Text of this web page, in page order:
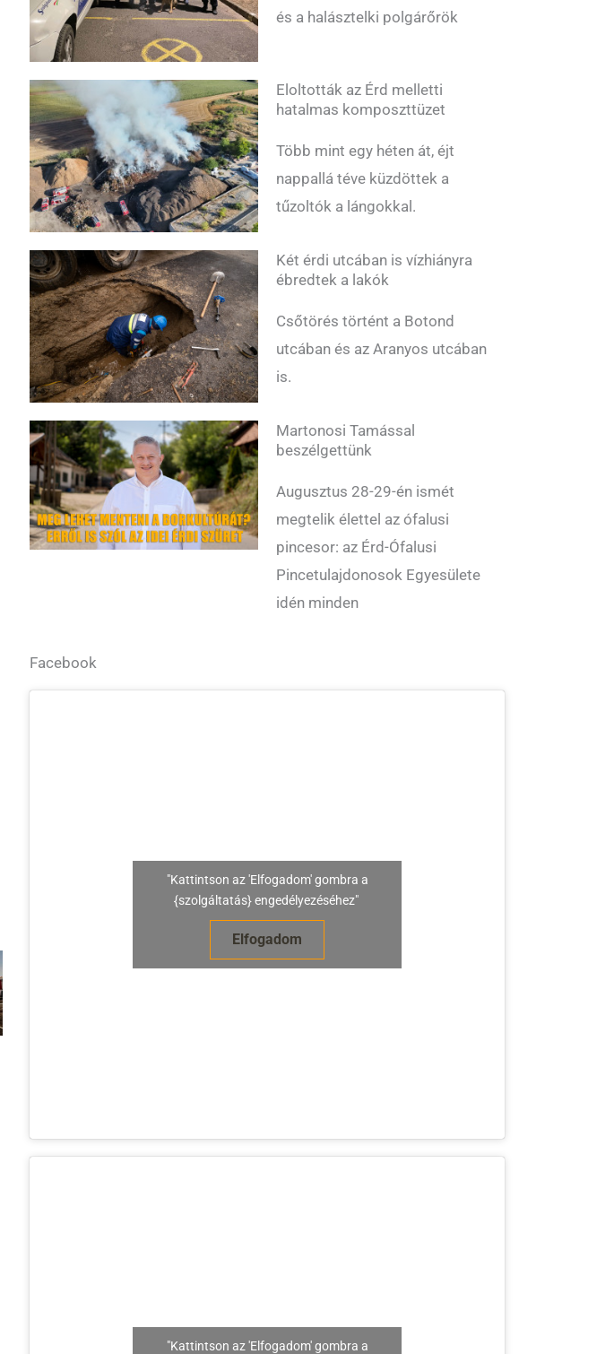
és a halásztelki polgárőrök
Eloltották az Érd melletti
hatalmas komposzttüzet
Több mint egy héten át, éjt
nappallá téve küzdöttek a
tűzoltók a lángokkal.
Két érdi utcában is vízhiányra
ébredtek a lakók
Csőtörés történt a Botond
utcában és az Aranyos utcában
is.
Martonosi Tamással
beszélgettünk
Augusztus 28-29-én ismét
megtelik élettel az ófalusi
pincesor: az Érd-Ófalusi
Pincetulajdonosok Egyesülete
idén minden
Facebook
"Kattintson az 'Elfogadom' gombra a
{szolgáltatás} engedélyezéséhez"
Elfogadom
"Kattintson az 'Elfogadom' gombra a